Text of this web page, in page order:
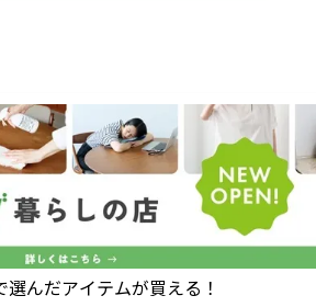
んだアイテムが買える！